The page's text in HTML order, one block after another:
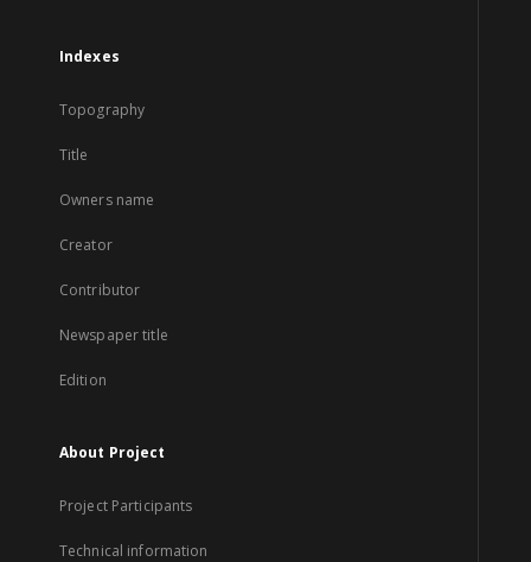
Indexes
Topography
Title
Owners name
Creator
Contributor
Newspaper title
Edition
About Project
Project Participants
Technical information